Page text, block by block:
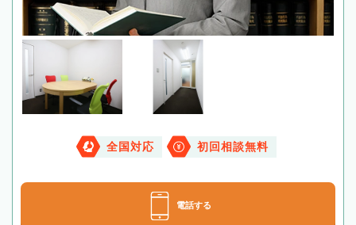
全国対応 初回相談無料
電話する